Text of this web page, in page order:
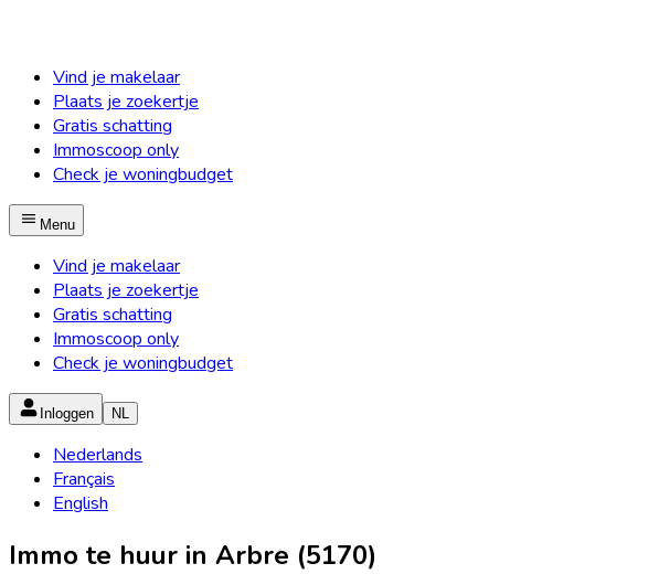
Vind je makelaar
Plaats je zoekertje
Gratis schatting
Immoscoop only
Check je woningbudget
Menu
Vind je makelaar
Plaats je zoekertje
Gratis schatting
Immoscoop only
Check je woningbudget
Inloggen NL
Nederlands
Français
English
Immo te huur in Arbre (5170)